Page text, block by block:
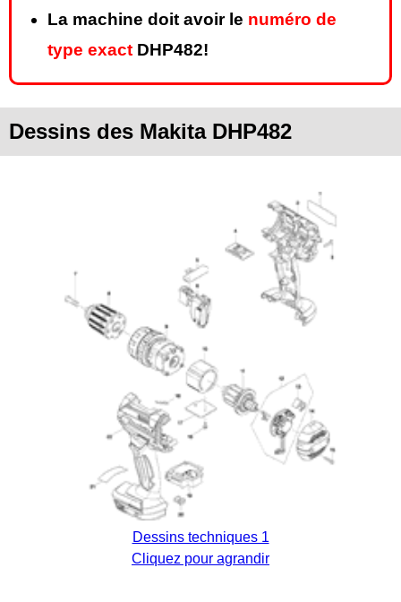
La machine doit avoir le numéro de
type exact DHP482!
Dessins des Makita DHP482
Dessins techniques 1
Cliquez pour agrandir